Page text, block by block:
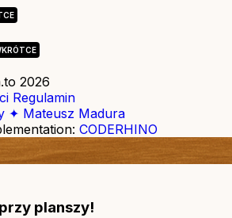
2026
Regulamin
✦ Mateusz Madura
CODERHINO
planszy!